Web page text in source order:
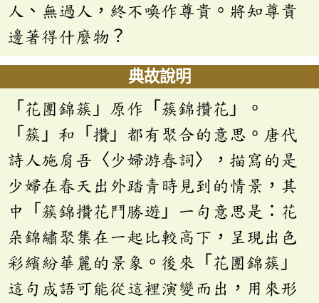
人、無過人，終不喚作尊貴。將知尊貴
邊著得什麼物？
典故說明
「花團錦簇」原作「簇錦攢花」。
「簇」和「攢」都有聚合的意思。唐代
詩人施肩吾〈少婦游春詞〉，描寫的是
少婦在春天出外踏青時見到的情景，其
中「簇錦攢花鬥勝遊」一句意思是：花
朵錦繡聚集在一起比較高下，呈現出色
彩繽紛華麗的景象。後來「花團錦簇」
這句成語可能從這裡演變而出，用來形